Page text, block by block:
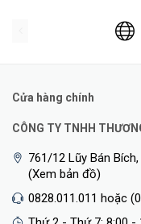
Cửa hàng chính
CÔNG TY TNHH
761/12 Lũy Bán
(Xem bản đồ)
0828.011.011 hoặc